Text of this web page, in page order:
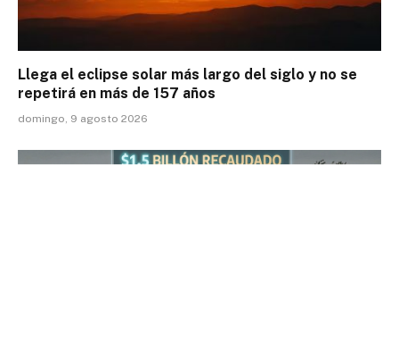
Llega el eclipse solar más largo del siglo y no se
repetirá en más de 157 años
domingo, 9 agosto 2026